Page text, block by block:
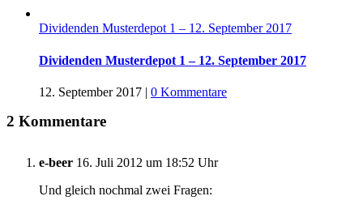
Dividenden Musterdepot 1 – 12. September 2017
Dividenden Musterdepot 1 – 12. September 2017
12. September 2017 | 0 Kommentare
2 Kommentare
e-beer 16. Juli 2012 um 18:52 Uhr
Und gleich nochmal zwei Fragen: